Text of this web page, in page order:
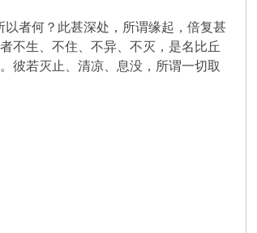
者何？此甚深处，所谓缘起，倍复甚
不生、不住、不异、不灭，是名比丘
彼若灭止、清凉、息没，所谓一切取